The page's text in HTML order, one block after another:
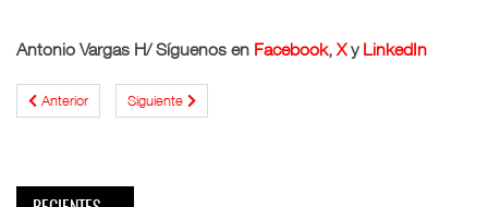
Antonio Vargas H/Síguenos en Facebook, Xy LinkedIn
Anterior Siguiente